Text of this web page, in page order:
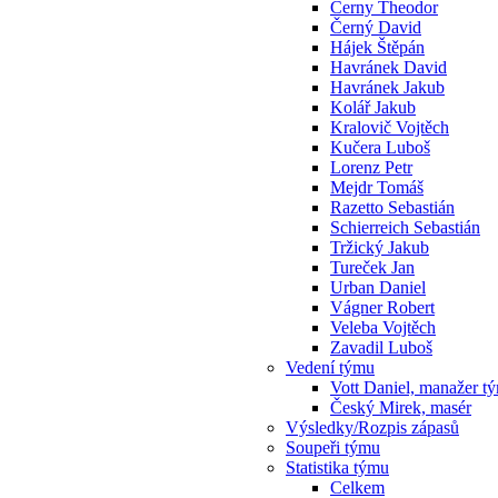
Cerny Theodor
Černý David
Hájek Štěpán
Havránek David
Havránek Jakub
Kolář Jakub
Kralovič Vojtěch
Kučera Luboš
Lorenz Petr
Mejdr Tomáš
Razetto Sebastián
Schierreich Sebastián
Tržický Jakub
Tureček Jan
Urban Daniel
Vágner Robert
Veleba Vojtěch
Zavadil Luboš
Vedení týmu
Vott Daniel, manažer
Český Mirek, masér
Výsledky/Rozpis zápasů
Soupeři týmu
Statistika týmu
Celkem